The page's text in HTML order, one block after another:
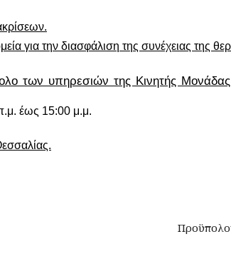
για την διασφάλιση της συνέχειας της
των υπηρεσιών της Κινητής Μονάδας
έως 15:00 μ.μ.